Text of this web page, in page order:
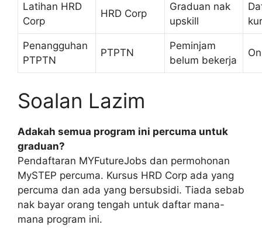
Latihan HRD
Corp
HRD Corp
Graduan nak
upskill
Penangguhan
PTPTN
PTPTN
Peminjam
belum bekerja
Soalan Lazim
Adakah semua program ini percuma untuk
graduan?
Pendaftaran MYFutureJobs dan permohonan
MySTEP percuma. Kursus HRD Corp ada yang
percuma dan ada yang bersubsidi. Tiada sebab
nak bayar orang tengah untuk daftar mana-
mana program ini.